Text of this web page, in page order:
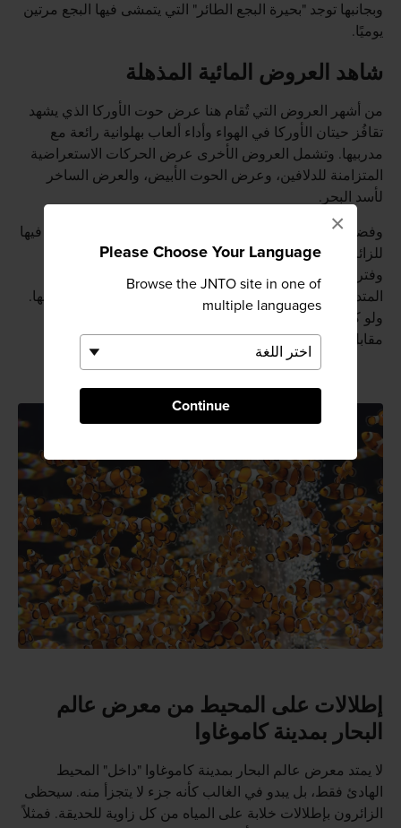
Please Choose Your Language
Browse the JNTO site in one of
multiple languages
Continue
×
وبجانبها توجد "بحيرة البجع الطائر" التي يتمشى فيها البجع مرتين
يوميًا.
شاهد العروض المائية المذهلة
من أشهر العروض التي تُقام هنا عرض حوت الأوركا الذي يشهد
تقافُز حيتان الأوركا في الهواء وأداء ألعاب بهلوانية رائعة مع
مدربيها. وتشمل العروض الأخرى عرض الحركات الاستعراضية
المتزامنة للدلافين، وعرض الحوت الأبيض، والعرض الساخر
لأسد البحر.
وفضلاً عن العروض المثيرة، تُنظَّم فترات طوال اليوم يُسمح فيها
للزائرين بإطعام الحيوانات. ويرجى العلم أن جدول العروض
وفترات إطعام الحيوانات تُنظَّم في سلسلة من المواعيد
المتداخلة أو المتعاقبة؛ حتى لا تفوتك فرصة الاستمتاع بأيٍّ منها.
ولو كنت من هواة التفاعل مع الحيوانات، يمكنك القيام بذلك
مقابل رسوم إضافية.
إطلالات على المحيط من معرض عالم
البحار بمدينة كاموغاوا
لا يمتد معرض عالم البحار بمدينة كاموغاوا "داخل" المحيط
الهادئ فقط، بل يبدو في الغالب كأنه جزء لا يتجزأ منه. سيحظى
الزائرون بإطلالات خلابة على المياه من كل زاوية للحديقة. فمثلاً